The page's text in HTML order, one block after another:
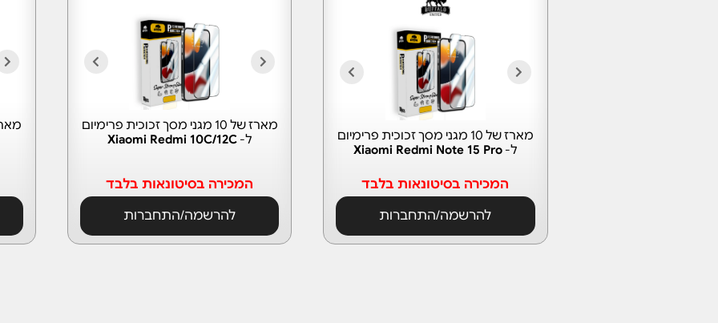
מארז של 10 מגני מסך זכוכית פרימיום
ל- Xiaomi Redmi Note 15 Pro
המכירה בסיטונאות בלבד
להרשמה/התחברות
מארז של 10 מגני מסך זכוכית פרימיום
ל- Xiaomi Redmi 10C/12C
המכירה בסיטונאות בלבד
להרשמה/התחברות